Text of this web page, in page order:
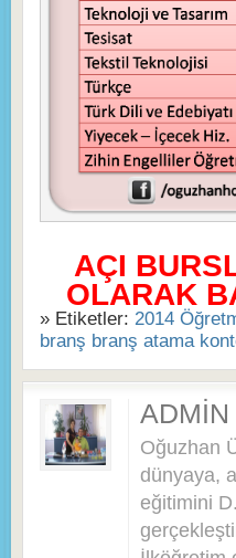
AÇI
OLARAK
» Etiketler: 2014
branş branş atama
Oğuzhan
dünyaya,
eğitimini